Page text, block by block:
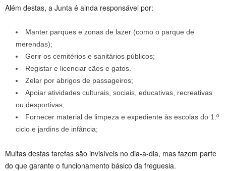
Além destas, a Junta é ainda responsável por:
Manter parques e zonas de lazer (como o parque de
merendas);
Gerir os cemitérios e sanitários públicos;
Registar e licenciar cães e gatos.
Zelar por abrigos de passageiros;
Apoiar atividades culturais, sociais, educativas, recreativas
ou desportivas;
Fornecer material de limpeza e expediente às escolas do 1.º
ciclo e jardins de infância;
Muitas destas tarefas são invisíveis no dia-a-dia, mas fazem parte
do que garante o funcionamento básico da freguesia.